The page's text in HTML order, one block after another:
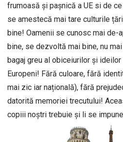
frumoasă și pașnică a UE si de
se amestecă mai tare culturile
bine! Oamenii se cunosc mai de-
bine, se dezvoltă mai bine, nu
bagaj greu al obiceiurilor și
Europeni! Fără culoare, fără
mai zic iar națională), fără
datorită memoriei trecutului!
copiii noștri trebuie și li se